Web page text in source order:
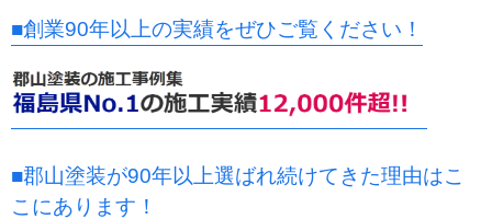
■創業90年以上の実績をぜひご覧ください！
■郡山塗装が90年以上選ばれ続けてきた理由はこ
こにあります！